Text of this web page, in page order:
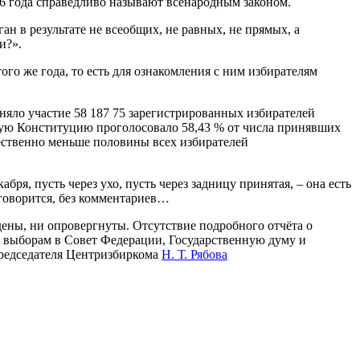
в результате не всеобщих, не равных, не прямых, а
же года, то есть для ознакомления с ним избирателям
участие 58 187 75 зарегистрированных избирателей
Конституцию проголосовало 58,43 % от числа принявших
меньше половины всех избирателей
пусть через ухо, пусть через задницу принятая, – она есть
без комментариев…
ни опровергнуты. Отсутствие подробного отчёта о
выборам в Совет Федерации, Государственную думу и
Центризбиркома Н. Т. Рябова